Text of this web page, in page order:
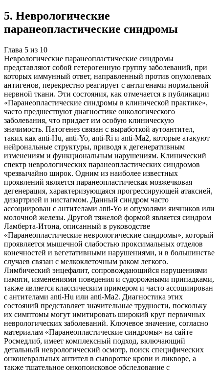
5. Неврологические
паранеопластические синдромы
Глава 5 из 10
Неврологические паранеопластические синдромы
представляют собой гетерогенную группу заболеваний, при
которых иммунный ответ, направленный против опухолевых
антигенов, перекрестно реагирует с антигенами нормальной
нервной ткани. Эти состояния, как отмечается в публикации
«Паранеопластические синдромы в клинической практике»,
часто предшествуют диагностике онкологического
заболевания, что придает им особую клиническую
значимость. Патогенез связан с выработкой аутоантител,
таких как anti-Hu, anti-Yo, anti-Ri и anti-Ma2, которые атакуют
нейрональные структуры, приводя к дегенеративным
изменениям и функциональным нарушениям. Клинический
спектр неврологических паранеопластических синдромов
чрезвычайно широк. Одним из наиболее известных
проявлений является паранеопластическая мозжечковая
дегенерация, характеризующаяся прогрессирующей атаксией,
дизартрией и нистагмом. Данный синдром часто
ассоциирован с антителами anti-Yo и опухолями яичников или
молочной железы. Другой тяжелой формой является синдром
Ламберта-Итона, описанный в руководстве
«Паранеопластические неврологические синдромы», который
проявляется мышечной слабостью проксимальных отделов
конечностей и вегетативными нарушениями, и в большинстве
случаев связан с мелкоклеточным раком легкого.
Лимбический энцефалит, сопровождающийся нарушениями
памяти, изменениями поведения и судорожными припадками,
также является классическим примером и часто ассоциирован
с антителами anti-Hu или anti-Ma2. Диагностика этих
состояний представляет значительные трудности, поскольку
их симптомы могут имитировать широкий круг первичных
неврологических заболеваний. Ключевое значение, согласно
материалам «Паранеопластические синдромы» на сайте
Росмедлиб, имеет комплексный подход, включающий
детальный неврологический осмотр, поиск специфических
онконевральных антител в сыворотке крови и ликворе, а
также тщательное онкопоисковое обследование с